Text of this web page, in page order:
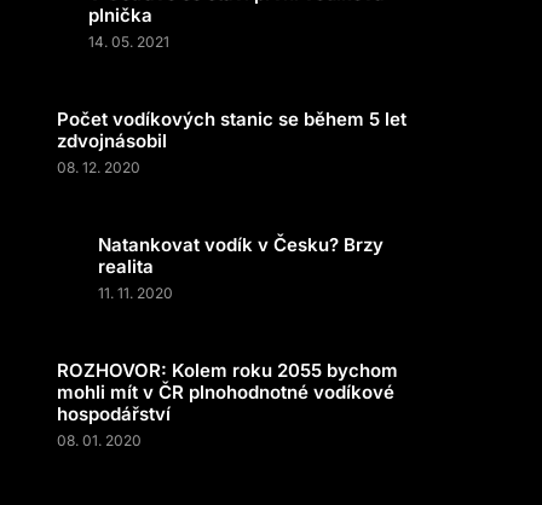
plnička
14. 05. 2021
Počet vodíkových stanic se během 5 let
zdvojnásobil
08. 12. 2020
Natankovat vodík v Česku? Brzy
realita
11. 11. 2020
ROZHOVOR: Kolem roku 2055 bychom
mohli mít v ČR plnohodnotné vodíkové
hospodářství
08. 01. 2020